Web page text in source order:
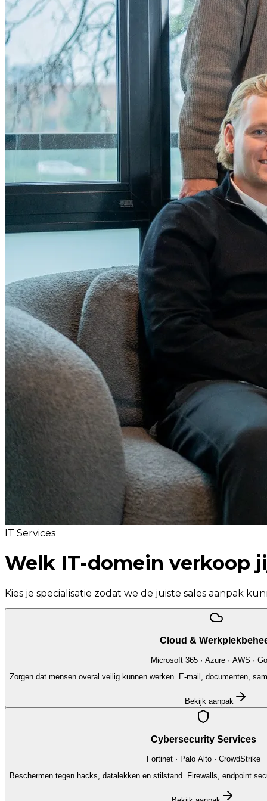
IT Services
Welk IT-domein verkoop
Kies je specialisatie zodat we de juiste sales aanpak
Cloud &
Microsoft 365 · Azure · AWS ·
Zorgen dat mensen overal veilig kunnen werken. E-mail, documenten,
Bekijk aanpak
Cybersecurity Services
Fortinet · Palo Alto · CrowdStrike
Beschermen tegen hacks, datalekken en stilstand. Firewalls, endpoint